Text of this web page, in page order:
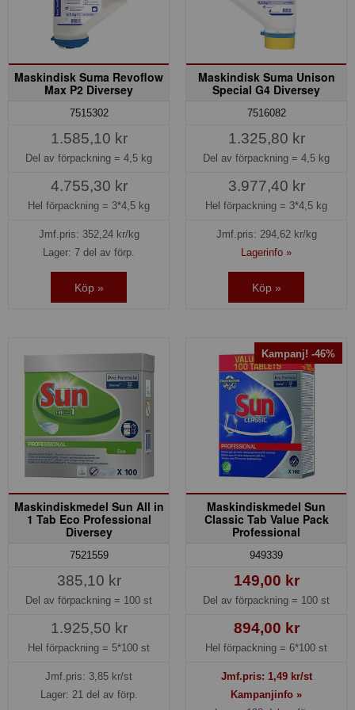
Maskindisk Suma Revoflow
Max P2 Diversey
7515302
1.585,10 kr
Del av förpackning = 4,5 kg
4.755,30 kr
Hel förpackning = 3*4,5 kg
Jmf.pris: 352,24kr/kg
Lager: 7 del av förp.
Köp »
Maskindisk Suma Unison
Special G4 Diversey
7516082
1.325,80 kr
Del av förpackning = 4,5 kg
3.977,40 kr
Hel förpackning = 3*4,5 kg
Jmf.pris: 294,62kr/kg
Lagerinfo »
Köp »
Maskindiskmedel Sun All in
1 Tab Eco Professional
Diversey
7521559
385,10 kr
Del av förpackning = 100 st
1.925,50 kr
Hel förpackning = 5*100 st
Jmf.pris: 3,85 kr/st
Lager: 21 del av förp.
Kampanj! -46%
Maskindiskmedel Sun
Classic Tab Value Pack
Professional
949339
149,00 kr
Del av förpackning = 100 st
894,00 kr
Hel förpackning = 6*100 st
Jmf.pris: 1,49kr/st
Kampanjinfo »